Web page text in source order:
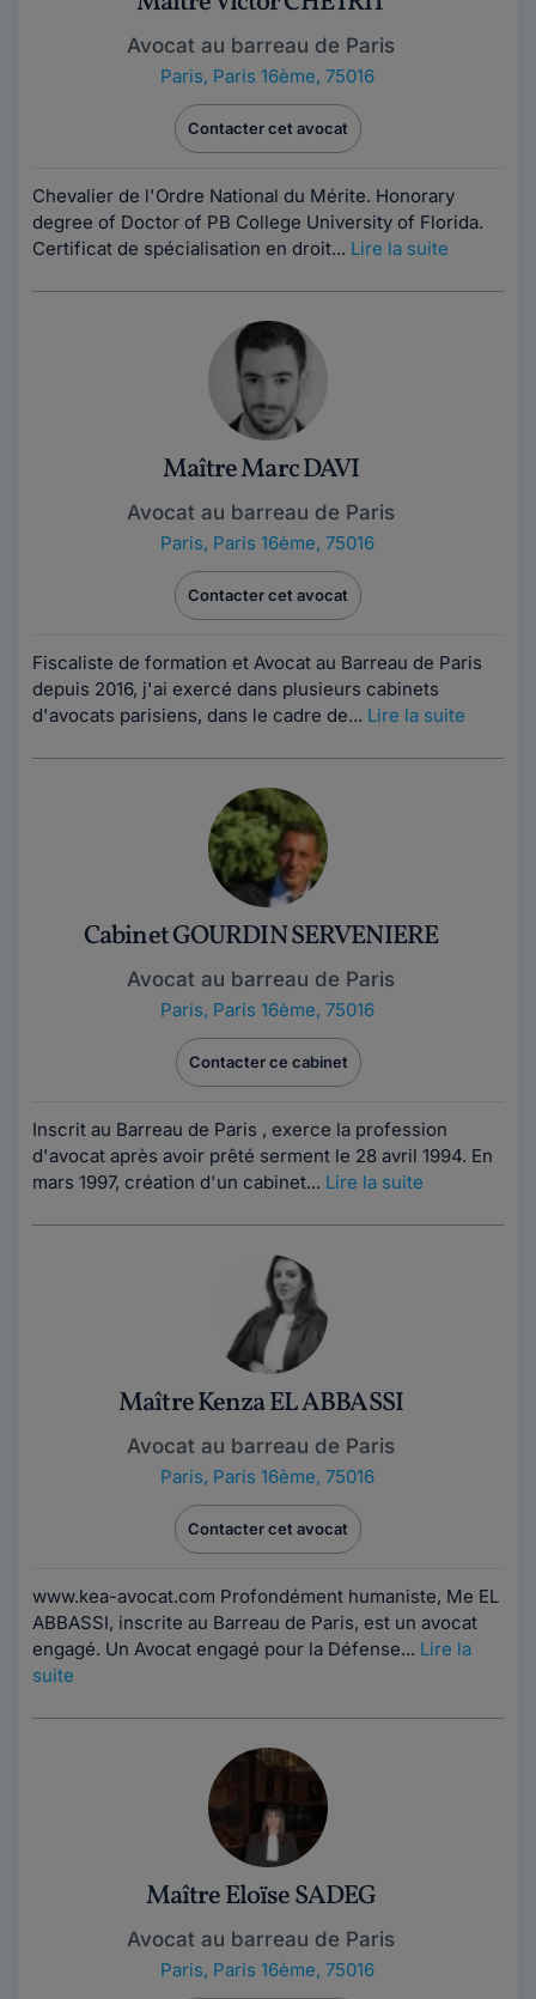
Avocat au barreau de Paris
Paris, Paris 16ème, 75016
Contacter cet avocat
Chevalier de l'Ordre National du Mérite. Honorary
degree of Doctor of PB College University of Florida.
Certificat de spécialisation en droit... Lire la suite
Maître Marc DAVI
Avocat au barreau de Paris
Paris, Paris 16ème, 75016
Contacter cet avocat
Fiscaliste de formation et Avocat au Barreau de Paris
depuis 2016, j'ai exercé dans plusieurs cabinets
d'avocats parisiens, dans le cadre de... Lire la suite
Cabinet GOURDIN SERVENIERE
Avocat au barreau de Paris
Paris, Paris 16ème, 75016
Contacter ce cabinet
Inscrit au Barreau de Paris , exerce la profession
d'avocat après avoir prêté serment le 28 avril 1994. En
mars 1997, création d'un cabinet... Lire la suite
Maître Kenza EL ABBASSI
Avocat au barreau de Paris
Paris, Paris 16ème, 75016
Contacter cet avocat
www.kea-avocat.com Profondément humaniste, Me EL
ABBASSI, inscrite au Barreau de Paris, est un avocat
engagé. Un Avocat engagé pour la Défense... Lire la
suite
Maître Eloïse SADEG
Avocat au barreau de Paris
Paris, Paris 16ème, 75016